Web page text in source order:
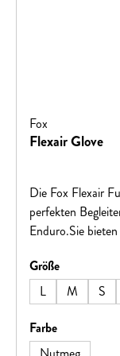
Fox
Flexair Glove
Die Fox Flexair
perfekten
Enduro.Sie
kannst du
Handschuhe
einfache
atmungsaktive
Sommertagen
Größeauswählen
L
M S
Farbeauswählen